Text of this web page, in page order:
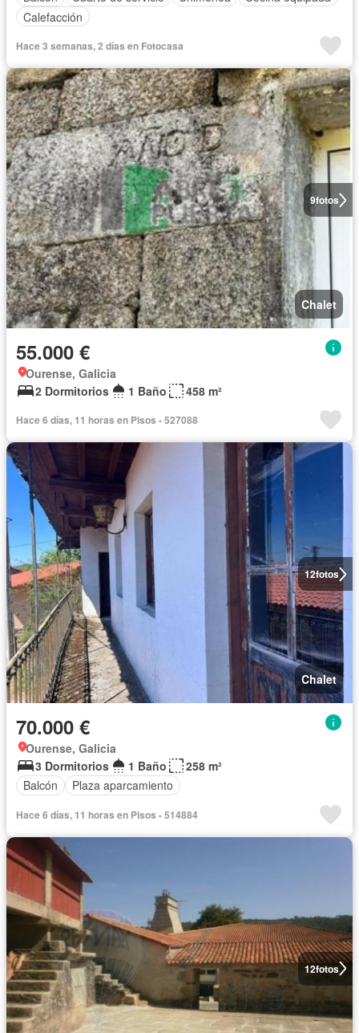
Calefacción
Hace 3 semanas, 2 días en Fotocasa
9fotos
Chalet
55.000 €
Ourense, Galicia
2 Dormitorios
1 Baño 458 m²
Hace 6 días, 11 horas en Pisos - 527088
12fotos
Chalet
70.000 €
Ourense, Galicia
3 Dormitorios
1 Baño
258 m²
Balcón
Plaza aparcamiento
Hace 6 días, 11 horas en Pisos - 514884
12fotos